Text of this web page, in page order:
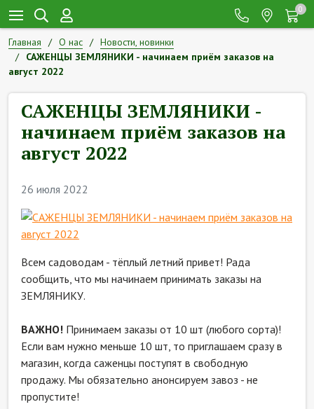
0
Главная О нас
Новости, новинки
САЖЕНЦЫ ЗЕМЛЯНИКИ - начинаем приём заказов на
август 2022
САЖЕНЦЫ ЗЕМЛЯНИКИ -
начинаем приём заказов на
август 2022
26 июля 2022
Всем садоводам - тёплый летний привет! Рада
сообщить, что мы начинаем принимать заказы на
ЗЕМЛЯНИКУ.
ВАЖНО! Принимаем заказы от 10 шт (любого сорта)!
Если вам нужно меньше 10 шт, то приглашаем сразу в
магазин, когда саженцы поступят в свободную
продажу. Мы обязательно анонсируем завоз - не
пропустите!